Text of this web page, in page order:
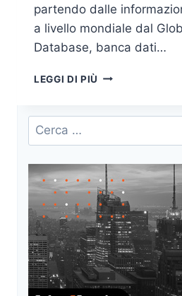
partendo dalle
a livello mondiale dal
Database, banca dati…
LEGGI DI PIÙ SOFT
TARGET
ATTACCHI
TERRORISTICI:
ANALISI
DEL
GLOBAL
TERRORISM
DATABASE
Ricerca
per: